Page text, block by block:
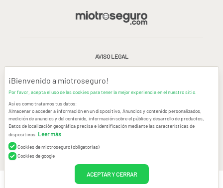
AVISO LEGAL
CONDICIONES GENERALES DE USO
CONTACTAR
© Copyright miotroseguro.com 2026. Todos los derechos reservados
Images designed byFreepik
¡Bienvenido a miotroseguro!
Por favor, acepta el uso de las cookies para tener la mejor experiencia en el nuestro sitio.
Así es como tratamos tus datos:
Almacenar o acceder a información en un dispositivo, Anuncios y contenido personalizados,
medición de anuncios y del contenido, información sobre el público y desarrollo de productos,
Datos de localización geográfica precisa e identificación mediante las características de
dispositivos. Leer más
Cookies de miotroseguro (obligatorias)
Cookies de google
ACEPTAR Y CERRAR